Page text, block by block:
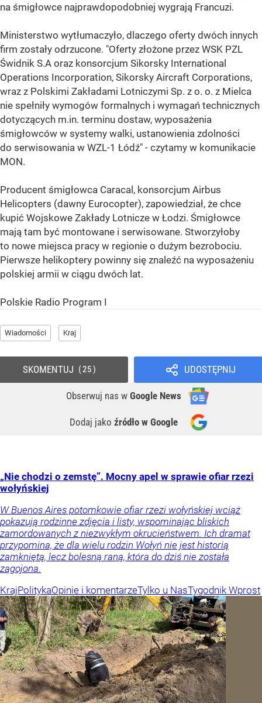
na śmigłowce najprawdopodobniej wygrają Francuzi.
Ministerstwo wytłumaczyło, dlaczego oferty dwóch innych
firm zostały odrzucone. "Oferty złożone przez WSK PZL
Świdnik S.A oraz konsorcjum Sikorsky International
Operations Incorporation, Sikorsky Aircraft Corporations,
wraz z Polskimi Zakładami Lotniczymi Sp. z o. o. z Mielca
nie spełniły wymogów formalnych i wymagań technicznych
dotyczących m.in. terminu dostaw, wyposażenia
śmigłowców w systemy walki, ustanowienia zdolności
do serwisowania w WZL-1 Łódź" - czytamy w komunikacie
MON.
Producent śmigłowca Caracal, konsorcjum Airbus
Helicopters (dawny Eurocopter), zapowiedział, że chce
kupić Wojskowe Zakłady Lotnicze w Łodzi. Śmigłowce
mają tam być montowane i serwisowane. Stworzyłoby
to nowe miejsca pracy w regionie o dużym bezrobociu.
Pierwsze helikoptery powinny się znaleźć na wyposażeniu
polskiej armii w ciągu dwóch lat.
Polskie Radio Program I
Wiadomości Kraj
UDOSTĘPNIJ
Obserwuj nas w Google News
Dodaj jako źródło w Google
SKOMENTUJ 25
„Nie chodzi o zemstę”. Mocny apel w sprawie ofiar rzezi
wołyńskiej
W Buenos Aires potomkowie ofiar rzezi wołyńskiej wciąż
pokazują rodzinne zdjęcia i listy, wspominając bliskich
zamordowanych z niezwykłym okrucieństwem. Ich dramat
przypomina, że dla wielu rodzin Wołyń nie jest historią
zamkniętą, lecz bolesną raną, która do dziś nie została
zagojona.
KrajPolitykaOpinie i komentarzeTylko u NasTygodnik Wprost